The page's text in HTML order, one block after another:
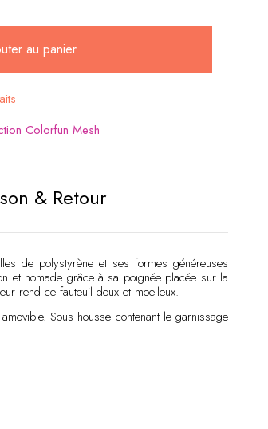
au panier
Colorfun Mesh
& Retour
de polystyrène et ses formes généreuses
et nomade grâce à sa poignée placée sur la
rend ce fauteuil doux et moelleux.
Sous housse contenant le garnissage